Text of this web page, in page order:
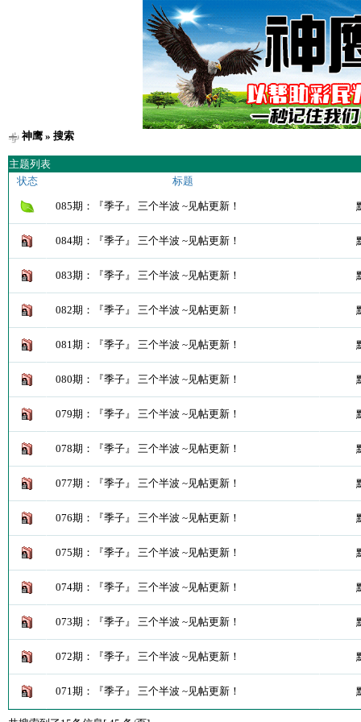
神鹰» 搜索
主题列表
状态
标题
085期：『季子』 三个半波 ~见帖更新！
084期：『季子』 三个半波 ~见帖更新！
083期：『季子』 三个半波 ~见帖更新！
082期：『季子』 三个半波 ~见帖更新！
081期：『季子』 三个半波 ~见帖更新！
080期：『季子』 三个半波 ~见帖更新！
079期：『季子』 三个半波 ~见帖更新！
078期：『季子』 三个半波 ~见帖更新！
077期：『季子』 三个半波 ~见帖更新！
076期：『季子』 三个半波 ~见帖更新！
075期：『季子』 三个半波 ~见帖更新！
074期：『季子』 三个半波 ~见帖更新！
073期：『季子』 三个半波 ~见帖更新！
072期：『季子』 三个半波 ~见帖更新！
071期：『季子』 三个半波 ~见帖更新！